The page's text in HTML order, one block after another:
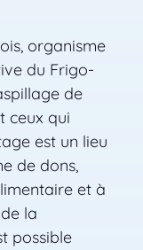
organisme
du Frigo-
de
ceux qui
est un lieu
de dons,
et à
la
possible